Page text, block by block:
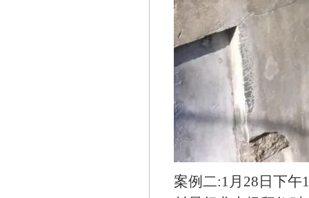
案例二:1月28日下午